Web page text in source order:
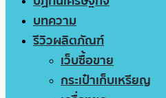
บทความ
รีวิวผลิตภัณฑ์
เว็บซื้อขาย
กระเป๋าเก็บเหรียญ